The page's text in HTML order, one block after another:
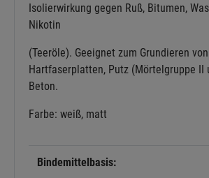
Isolierwirkung gegen Ruß, Bitumen,
Nikotin
(Teeröle). Geeignet zum Grundieren
Hartfaserplatten, Putz (Mörtelgruppe II
Beton.
Farbe: weiß, matt
Bindemittelbasis: